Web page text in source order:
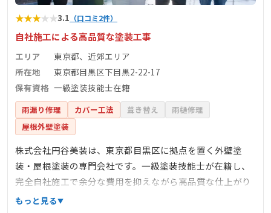
★★★★★3.1 （口コミ2件）
自社施工による高品質な塗装工事
エリア
東京都、近郊エリア
所在地
東京都目黒区下目黒2-22-17
保有資格 一級塗装技能士在籍
雨漏り修理 カバー工法 葺き替え
雨樋修理
屋根外壁塗装
株式会社円谷美装は、東京都目黒区に拠点を置く外壁塗
装・屋根塗装の専門会社です。一級塗装技能士が在籍し、
完全自社施工で余分な費用を抑えながら高品質な仕上がり
を提供します。主な業務は外壁・屋根塗装、防水工事、シ
もっと見る